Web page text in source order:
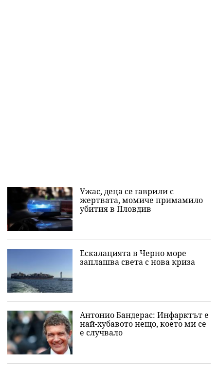
Ужас, деца се гаврили с
жертвата, момиче примамило
убития в Пловдив
Ескалацията в Черно море
заплашва света с нова криза
Антонио Бандерас: Инфарктът е
най-хубавото нещо, което ми се
е случвало